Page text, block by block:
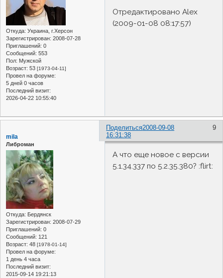
Откуда: Украина, г.Херсон
Зарегистрирован: 2008-07-28
Приглашений: 0
Сообщений: 553
Пол: Мужской
Возраст: 53 [1973-04-11]
Провел на форуме:
5 дней 0 часов
Последний визит:
2026-04-22 10:55:40
Отредактировано Alex
(2009-01-08 08:17:57)
Поделиться 9
2008-09-08
16:31:38
mila
Либроман
Откуда: Бердянск
Зарегистрирован: 2008-07-29
Приглашений: 0
Сообщений: 121
Возраст: 48 [1978-01-14]
Провел на форуме:
1 день 4 часа
Последний визит:
2015-09-14 19:21:13
А что еще новое с версии
5.1.34.337 по 5.2.35.380? :flirt: